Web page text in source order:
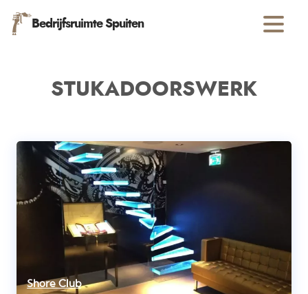
Bedrijfsruimte Spuiten
STUKADOORSWERK
Shore Club